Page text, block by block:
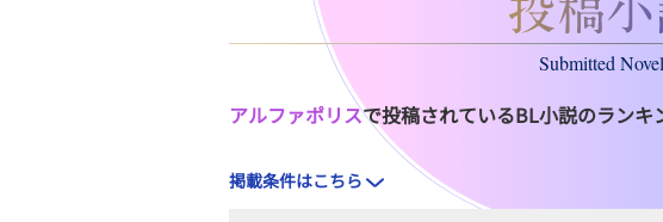
Submitted
アルファポリスで投稿されているBL小説のランキ
掲載条件はこちら